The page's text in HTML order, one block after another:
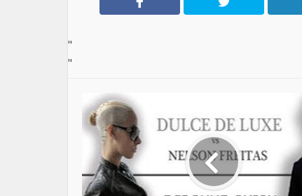
"
"